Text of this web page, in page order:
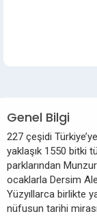
Genel Bilgi
227 çeşidi
yaklaşık 1550 bitki
parklarından
ocaklarla Dersim
Yüzyıllarca birlikte
nüfusun tarihi